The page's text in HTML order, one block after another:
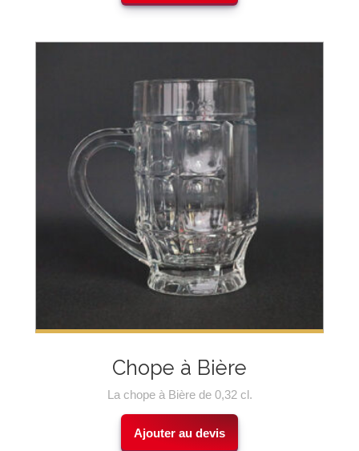
Chope à Bière
La chope à Bière de 0,32 cl.
Ajouter au devis